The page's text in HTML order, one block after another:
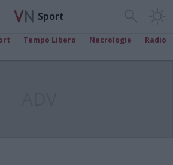
Sport
Tempo Libero Necrologie Radio